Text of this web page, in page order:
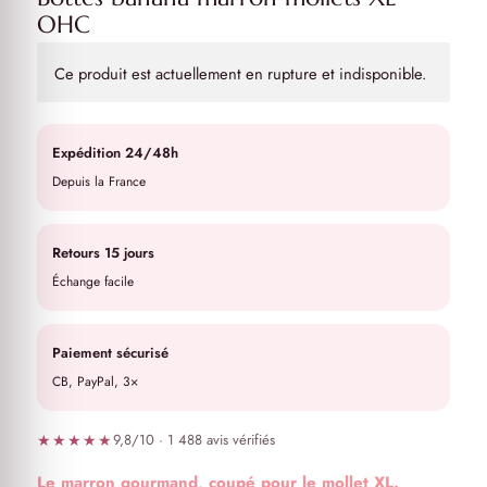
OHC
★★★★★9,8/10 · 1 488 avis vérifiés
Ce produit est actuellement en rupture et indisponible.
Expédition 24/48h
Depuis la France
Retours 15 jours
Échange facile
Paiement sécurisé
CB, PayPal, 3×